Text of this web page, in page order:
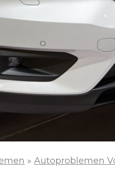
» Autoproblemen